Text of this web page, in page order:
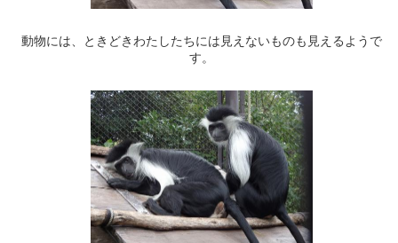
動物には、ときどきわたしたちには見えないものも見えるようで
す。